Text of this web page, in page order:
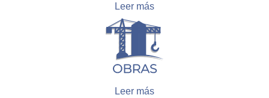
Leer más
Leer más